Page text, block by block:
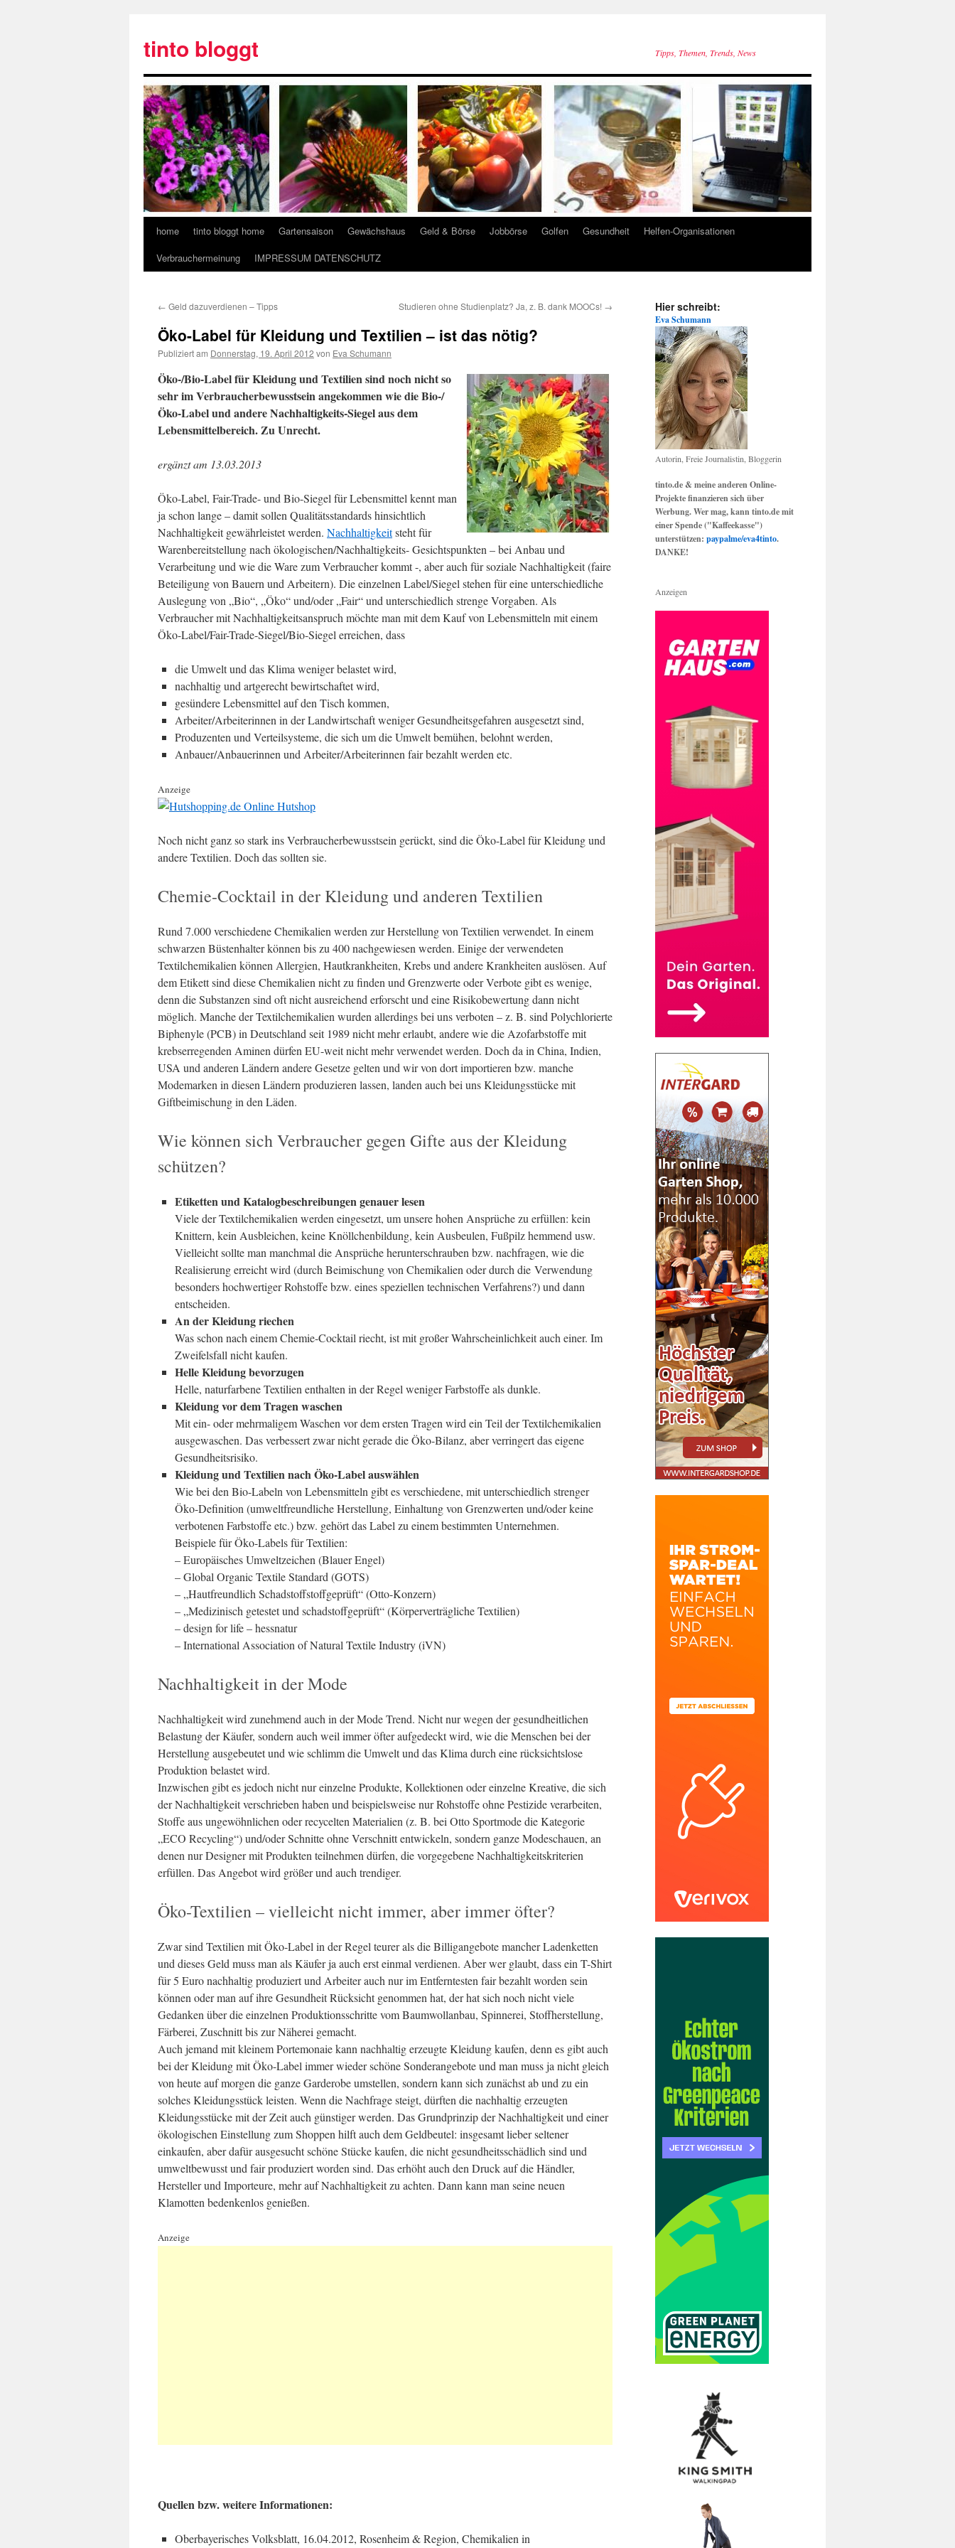
tinto bloggt Tipps, Themen, Trends, News
home tinto bloggt home Gartensaison Gewächshaus Geld & Börse Jobbörse Golfen Gesundheit
Helfen-Organisationen
Verbrauchermeinung
IMPRESSUM DATENSCHUTZ
← Geld dazuverdienen – Tipps Studieren ohne Studienplatz? Ja, z. B. dank MOOCs! →
Öko-Label für Kleidung und Textilien – ist das nötig?
Publiziert am Donnerstag, 19. April 2012 von Eva Schumann
Öko-/Bio-Label für Kleidung und Textilien sind noch nicht so
sehr im Verbraucherbewusstsein angekommen wie die Bio-/
Öko-Label und andere Nachhaltigkeits-Siegel aus dem
Lebensmittelbereich. Zu Unrecht.
ergänzt am 13.03.2013
Öko-Label, Fair-Trade- und Bio-Siegel für Lebensmittel kennt man
ja schon lange – damit sollen Qualitätsstandards hinsichtlich
Nachhaltigkeit gewährleistet werden. Nachhaltigkeitsteht für
Warenbereitstellung nach ökologischen/Nachhaltigkeits- Gesichtspunkten – bei Anbau und
Verarbeitung und wie die Ware zum Verbraucher kommt -, aber auch für soziale Nachhaltigkeit (faire
Beteiligung von Bauern und Arbeitern). Die einzelnen Label/Siegel stehen für eine unterschiedliche
Auslegung von „Bio“, „Öko“ und/oder „Fair“ und unterschiedlich strenge Vorgaben. Als
Verbraucher mit Nachhaltigkeitsanspruch möchte man mit dem Kauf von Lebensmitteln mit einem
Öko-Label/Fair-Trade-Siegel/Bio-Siegel erreichen, dass
die Umwelt und das Klima weniger belastet wird,
nachhaltig und artgerecht bewirtschaftet wird,
gesündere Lebensmittel auf den Tisch kommen,
Arbeiter/Arbeiterinnen in der Landwirtschaft weniger Gesundheitsgefahren ausgesetzt sind,
Produzenten und Verteilsysteme, die sich um die Umwelt bemühen, belohnt werden,
Anbauer/Anbauerinnen und Arbeiter/Arbeiterinnen fair bezahlt werden etc.
Anzeige
Noch nicht ganz so stark ins Verbraucherbewusstsein gerückt, sind die Öko-Label für Kleidung und
andere Textilien. Doch das sollten sie.
Chemie-Cocktail in der Kleidung und anderen Textilien
Rund 7.000 verschiedene Chemikalien werden zur Herstellung von Textilien verwendet. In einem
schwarzen Büstenhalter können bis zu 400 nachgewiesen werden. Einige der verwendeten
Textilchemikalien können Allergien, Hautkrankheiten, Krebs und andere Krankheiten auslösen. Auf
dem Etikett sind diese Chemikalien nicht zu finden und Grenzwerte oder Verbote gibt es wenige,
denn die Substanzen sind oft nicht ausreichend erforscht und eine Risikobewertung dann nicht
möglich. Manche der Textilchemikalien wurden allerdings bei uns verboten – z. B. sind Polychlorierte
Biphenyle (PCB) in Deutschland seit 1989 nicht mehr erlaubt, andere wie die Azofarbstoffe mit
krebserregenden Aminen dürfen EU-weit nicht mehr verwendet werden. Doch da in China, Indien,
USA und anderen Ländern andere Gesetze gelten und wir von dort importieren bzw. manche
Modemarken in diesen Ländern produzieren lassen, landen auch bei uns Kleidungsstücke mit
Giftbeimischung in den Läden.
Wie können sich Verbraucher gegen Gifte aus der Kleidung
schützen?
Etiketten und Katalogbeschreibungen genauer lesen
Viele der Textilchemikalien werden eingesetzt, um unsere hohen Ansprüche zu erfüllen: kein
Knittern, kein Ausbleichen, keine Knöllchenbildung, kein Ausbeulen, Fußpilz hemmend usw.
Vielleicht sollte man manchmal die Ansprüche herunterschrauben bzw. nachfragen, wie die
Realisierung erreicht wird (durch Beimischung von Chemikalien oder durch die Verwendung
besonders hochwertiger Rohstoffe bzw. eines speziellen technischen Verfahrens?) und dann
entscheiden.
An der Kleidung riechen
Was schon nach einem Chemie-Cocktail riecht, ist mit großer Wahrscheinlichkeit auch einer. Im
Zweifelsfall nicht kaufen.
Helle Kleidung bevorzugen
Helle, naturfarbene Textilien enthalten in der Regel weniger Farbstoffe als dunkle.
Kleidung vor dem Tragen waschen
Mit ein- oder mehrmaligem Waschen vor dem ersten Tragen wird ein Teil der Textilchemikalien
ausgewaschen. Das verbessert zwar nicht gerade die Öko-Bilanz, aber verringert das eigene
Gesundheitsrisiko.
Kleidung und Textilien nach Öko-Label auswählen
Wie bei den Bio-Labeln von Lebensmitteln gibt es verschiedene, mit unterschiedlich strenger
Öko-Definition (umweltfreundliche Herstellung, Einhaltung von Grenzwerten und/oder keine
verbotenen Farbstoffe etc.) bzw. gehört das Label zu einem bestimmten Unternehmen.
Beispiele für Öko-Labels für Textilien:
– Europäisches Umweltzeichen (Blauer Engel)
– Global Organic Textile Standard (GOTS)
– „Hautfreundlich Schadstoffstoffgeprüft“ (Otto-Konzern)
– „Medizinisch getestet und schadstoffgeprüft“ (Körperverträgliche Textilien)
– design for life – hessnatur
– International Association of Natural Textile Industry (iVN)
Nachhaltigkeit in der Mode
Nachhaltigkeit wird zunehmend auch in der Mode Trend. Nicht nur wegen der gesundheitlichen
Belastung der Käufer, sondern auch weil immer öfter aufgedeckt wird, wie die Menschen bei der
Herstellung ausgebeutet und wie schlimm die Umwelt und das Klima durch eine rücksichtslose
Produktion belastet wird.
Inzwischen gibt es jedoch nicht nur einzelne Produkte, Kollektionen oder einzelne Kreative, die sich
der Nachhaltigkeit verschrieben haben und beispielsweise nur Rohstoffe ohne Pestizide verarbeiten,
Stoffe aus ungewöhnlichen oder recycelten Materialien (z. B. bei Otto Sportmode die Kategorie
„ECO Recycling“) und/oder Schnitte ohne Verschnitt entwickeln, sondern ganze Modeschauen, an
denen nur Designer mit Produkten teilnehmen dürfen, die vorgegebene Nachhaltigkeitskriterien
erfüllen. Das Angebot wird größer und auch trendiger.
Öko-Textilien – vielleicht nicht immer, aber immer öfter?
Zwar sind Textilien mit Öko-Label in der Regel teurer als die Billigangebote mancher Ladenketten
und dieses Geld muss man als Käufer ja auch erst einmal verdienen. Aber wer glaubt, dass ein T-Shirt
für 5 Euro nachhaltig produziert und Arbeiter auch nur im Entferntesten fair bezahlt worden sein
können oder man auf ihre Gesundheit Rücksicht genommen hat, der hat sich noch nicht viele
Gedanken über die einzelnen Produktionsschritte vom Baumwollanbau, Spinnerei, Stoffherstellung,
Färberei, Zuschnitt bis zur Näherei gemacht.
Auch jemand mit kleinem Portemonaie kann nachhaltig erzeugte Kleidung kaufen, denn es gibt auch
bei der Kleidung mit Öko-Label immer wieder schöne Sonderangebote und man muss ja nicht gleich
von heute auf morgen die ganze Garderobe umstellen, sondern kann sich zunächst ab und zu ein
solches Kleidungsstück leisten. Wenn die Nachfrage steigt, dürften die nachhaltig erzeugten
Kleidungsstücke mit der Zeit auch günstiger werden. Das Grundprinzip der Nachhaltigkeit und einer
ökologischen Einstellung zum Shoppen hilft auch dem Geldbeutel: insgesamt lieber seltener
einkaufen, aber dafür ausgesucht schöne Stücke kaufen, die nicht gesundheitsschädlich sind und
umweltbewusst und fair produziert worden sind. Das erhöht auch den Druck auf die Händler,
Hersteller und Importeure, mehr auf Nachhaltigkeit zu achten. Dann kann man seine neuen
Klamotten bedenkenlos genießen.
Anzeige
Quellen bzw. weitere Informationen:
Oberbayerisches Volksblatt, 16.04.2012, Rosenheim & Region, Chemikalien in
Hier schreibt:
Eva Schumann
Autorin, Freie Journalistin, Bloggerin
tinto.de & meine anderen Online-
Projekte finanzieren sich über
Werbung. Wer mag, kann tinto.de mit
einer Spende ("Kaffeekasse")
unterstützen: paypalme/eva4tinto.
DANKE!
Anzeigen